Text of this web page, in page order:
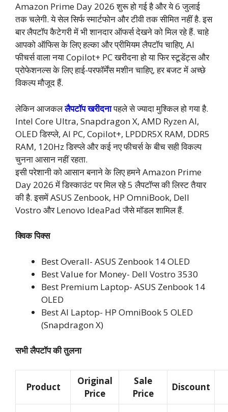
Amazon Prime Day 2026 शुरू हो गई है और ये 6 जुलाई
तक चलेगी. ये सेल सिर्फ स्मार्टफोन और टीवी तक सीमित नहीं है. इस
बार लैपटॉप कैटेगरी में भी शानदार ऑफर्स देखने को मिल रहे हैं. चाहे
आपको ऑफिस के लिए हल्का और प्रीमियम लैपटॉप चाहिए, AI
फीचर्स वाला नया Copilot+ PC खरीदना हो या फिर स्टूडेंट्स और
प्रोफेशनल्स के लिए हाई-परफॉर्मेंस मशीन चाहिए, हर बजट में अच्छे
विकल्प मौजूद हैं.
लेकिन आजकललैपटॉप खरीदनापहले से ज्यादा मुश्किल हो गया है.
Intel Core Ultra, Snapdragon X, AMD Ryzen AI,
OLED डिस्प्ले, AI PC, Copilot+, LPDDR5X RAM, DDR5
RAM, 120Hz डिस्प्ले और कई नए फीचर्स के बीच सही विकल्प
चुनना आसान नहीं रहता.
इसी परेशानी को आसान बनाने के लिए हमने Amazon Prime
Day 2026 में डिस्काउंट पर मिल रहे 5 लैपटॉप्स की लिस्ट तैयार
की है. इसमें ASUS Zenbook, HP OmniBook, Dell
Vostro और Lenovo IdeaPad जैसे मॉडल शामिल हैं.
क्विक पिक्स
Best Overall- ASUS Zenbook 14 OLED
Best Value for Money- Dell Vostro 3530
Best Premium Laptop- ASUS Zenbook 14
OLED
Best AI Laptop- HP OmniBook 5 OLED
(Snapdragon X)
सभी लैपटॉप की तुलना
Product
Original
Price
Sale
Price
Discount